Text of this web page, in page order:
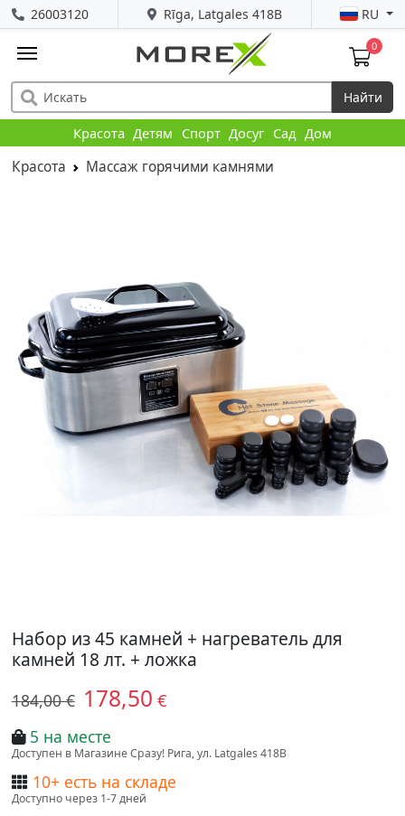
Rīga, Latgales 418B
26003120 RU
0
Найти
Красота Детям Спорт Досуг Сад Дом
Красота Массаж горячими камнями
Набор из 45 камней + нагреватель для
камней 18 лт. + ложка
184,00 € 178,50 €
5 на месте
Доступен в Магазине Сразу! Рига, ул. Latgales 418B
10+ есть на складе
Доступно через 1-7 дней